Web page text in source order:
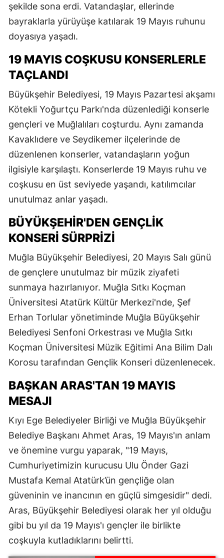
şekilde sona erdi. Vatandaşlar, ellerinde
bayraklarla yürüyüşe katılarak 19 Mayıs ruhunu
doyasıya yaşadı.
19 MAYIS COŞKUSU KONSERLERLE
TAÇLANDI
Büyükşehir Belediyesi, 19 Mayıs Pazartesi akşamı
Kötekli Yoğurtçu Parkı'nda düzenlediği konserle
gençleri ve Muğlalıları coşturdu. Aynı zamanda
Kavaklıdere ve Seydikemer ilçelerinde de
düzenlenen konserler, vatandaşların yoğun
ilgisiyle karşılaştı. Konserlerde 19 Mayıs ruhu ve
coşkusu en üst seviyede yaşandı, katılımcılar
unutulmaz anlar yaşadı.
BÜYÜKŞEHIR'DEN GENÇLIK
KONSERI SÜRPRIZI
Muğla Büyükşehir Belediyesi, 20 Mayıs Salı günü
de gençlere unutulmaz bir müzik ziyafeti
sunmaya hazırlanıyor. Muğla Sıtkı Koçman
Üniversitesi Atatürk Kültür Merkezi'nde, Şef
Erhan Torlular yönetiminde Muğla Büyükşehir
Belediyesi Senfoni Orkestrası ve Muğla Sıtkı
Koçman Üniversitesi Müzik Eğitimi Ana Bilim Dalı
Korosu tarafından Gençlik Konseri düzenlenecek.
BAŞKAN ARAS'TAN 19 MAYIS
MESAJI
Kıyı Ege Belediyeler Birliği ve Muğla Büyükşehir
Belediye Başkanı Ahmet Aras, 19 Mayıs'ın anlam
ve önemine vurgu yaparak, "19 Mayıs,
Cumhuriyetimizin kurucusu Ulu Önder Gazi
Mustafa Kemal Atatürk’ün gençliğe olan
güveninin ve inancının en güçlü simgesidir" dedi.
Aras, Büyükşehir Belediyesi olarak her yıl olduğu
gibi bu yıl da 19 Mayıs'ı gençler ile birlikte
coşkuyla kutladıklarını belirtti.